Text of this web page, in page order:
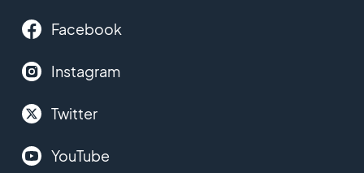
Facebook
Instagram
Twitter
YouTube